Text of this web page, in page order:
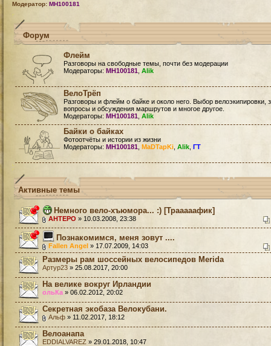
Модератор: MH100181
Форум
Флейм
Разговоры на свободные темы, почти без модерации
Модераторы: MH100181 Alik
ВелоТрёп
Разговоры и флейм о байке и около него. Выбор велоэкипировки,
вопросы и обсуждения маршрутов и многое другое.
Модераторы: MH100181 Alik
Байки о байках
Фотоотчёты и истории из жизни
Модераторы: MH100181 MaDTapKi Alik ГТ
Активные темы
Немного вело-хъюмора... :) [Трааааафик]
AHTEPO » 10.03.2008, 23:38
Познакомимся, меня зовут ....
Fallen Angel » 17.07.2009, 14:03
Размеры рам шоссейных велосипедов Merida
Артур23 » 25.08.2017, 20:00
На велике вокруг Ирландии
ольКа » 06.02.2012, 20:02
Секретная экобаза Велокубани.
Альф » 11.02.2017, 18:12
Велоанапа
EDDIALVAREZ » 29.01.2018, 10:47